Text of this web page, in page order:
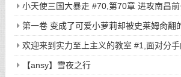
界当中，所有人都听从小天的安排...》/哪怕
选好目标后，直接敲门，开始玩弄户主的老
小天使三国大暴走 #70,第70章 进攻南昌
使二次元写真集显魅力
第一卷 变成了可爱小萝莉却被史莱姆肏翻
看了亿万本小黄书的老司机啊！ #7,渴望被
小萝莉
欢迎来到实力至上主义的教室 #1,面对分
路，轻井泽的最后请求是
【ansy】雪夜之行